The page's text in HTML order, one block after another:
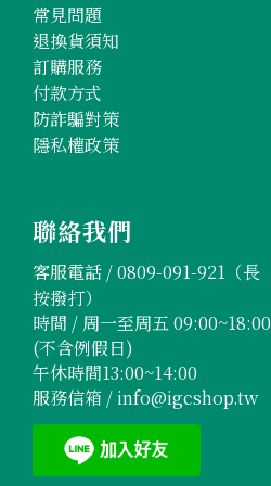
常見問題
退換貨須知
訂購服務
付款方式
防詐騙對策
隱私權政策
聯絡我們
客服電話 /0809-091-921 （長
按撥打）
時間 / 周一至周五 09:00~18:00
(不含例假日)
午休時間13:00~14:00
服務信箱 /info@igcshop.tw